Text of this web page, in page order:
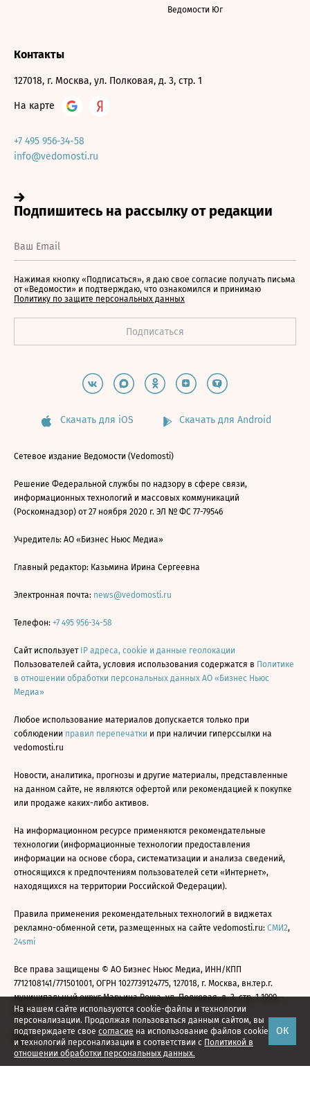
На нашем сайте используются cookie-файлы и технологии
персонализации. Продолжая пользоваться данным сайтом, вы
подтверждаете свое согласие на использование файлов cookie
и технологий персонализации в соответствии с Политикой в
отношении обработки персональных данных.
ОК
Ведомости Юг
Контакты
127018, г. Москва, ул. Полковая, д. 3, стр. 1
На карте
+7 495 956-34-58
info@vedomosti.ru
Нажимая кнопку «Подписаться», я даю свое согласие получать письма
от «Ведомости» и подтверждаю, что ознакомился и принимаю
Политику по защите персональных данных
Скачать для iOS Скачать для Android
Сетевое издание Ведомости (Vedomosti)
Решение Федеральной службы по надзору в сфере связи,
информационных технологий и массовых коммуникаций
(Роскомнадзор) от 27 ноября 2020 г. ЭЛ № ФС 77-79546
Учредитель: АО «Бизнес Ньюс Медиа»
Главный редактор: Казьмина Ирина Сергеевна
Электронная почта: news@vedomosti.ru
Телефон: +7 495 956-34-58
Сайт использует IP адреса, cookie и данные геолокации
Пользователей сайта, условия использования содержатся в Политике
в отношении обработки персональных данных АО «Бизнес Ньюс
Медиа»
Любое использование материалов допускается только при
соблюдении правил перепечатки и при наличии гиперссылки на
vedomosti.ru
Новости, аналитика, прогнозы и другие материалы, представленные
на данном сайте, не являются офертой или рекомендацией к покупке
или продаже каких-либо активов.
На информационном ресурсе применяются рекомендательные
технологии (информационные технологии предоставления
информации на основе сбора, систематизации и анализа сведений,
относящихся к предпочтениям пользователей сети «Интернет»,
находящихся на территории Российской Федерации).
Правила применения рекомендательных технологий в виджетах
рекламно-обменной сети, размещенных на сайте vedomosti.ru: СМИ2,
24smi
Все права защищены © АО Бизнес Ньюс Медиа, ИНН/КПП
7712108141/771501001, ОГРН 1027739124775, 127018, г. Москва, вн.тер.г.
муниципальный округ Марьина Роща, ул. Полковая, д. 3, стр. 1 1999—
2026